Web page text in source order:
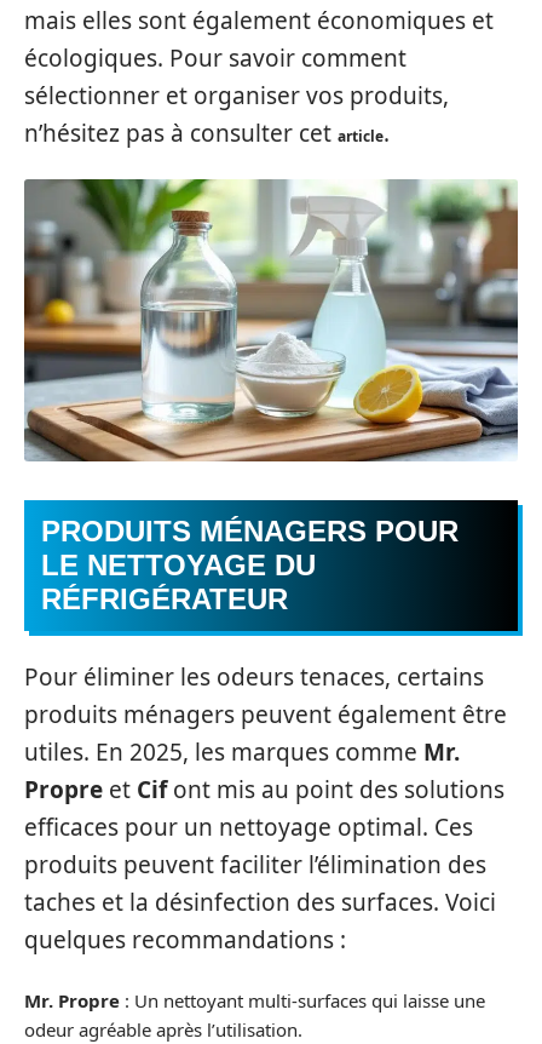
mais elles sont également économiques et
écologiques. Pour savoir comment
sélectionner et organiser vos produits,
n’hésitez pas à consulter cet article.
PRODUITS MÉNAGERS POUR
LE NETTOYAGE DU
RÉFRIGÉRATEUR
Pour éliminer les odeurs tenaces, certains
produits ménagers peuvent également être
utiles. En 2025, les marques comme Mr.
Propre et Cifont mis au point des solutions
efficaces pour un nettoyage optimal. Ces
produits peuvent faciliter l’élimination des
taches et la désinfection des surfaces. Voici
quelques recommandations :
Mr. Propre : Un nettoyant multi-surfaces qui laisse une
odeur agréable après l’utilisation.